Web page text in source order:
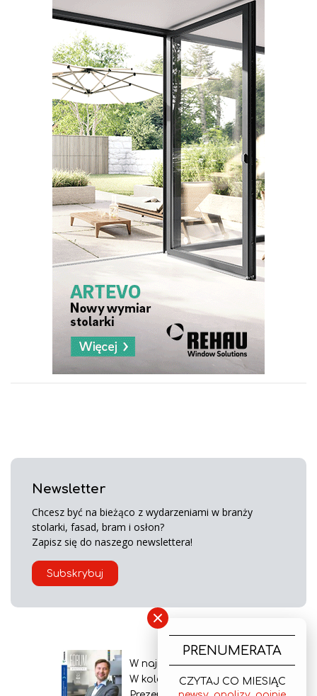
Newsletter
Chcesz być na bieżąco z wydarzeniami w branży
stolarki, fasad, bram i osłon?
Zapisz się do naszego newslettera!
Subskrybuj
W najnowszym wydaniu
W kolejnym numerze
×
PRENUMERATA
CZYTAJ CO MIESIĄC